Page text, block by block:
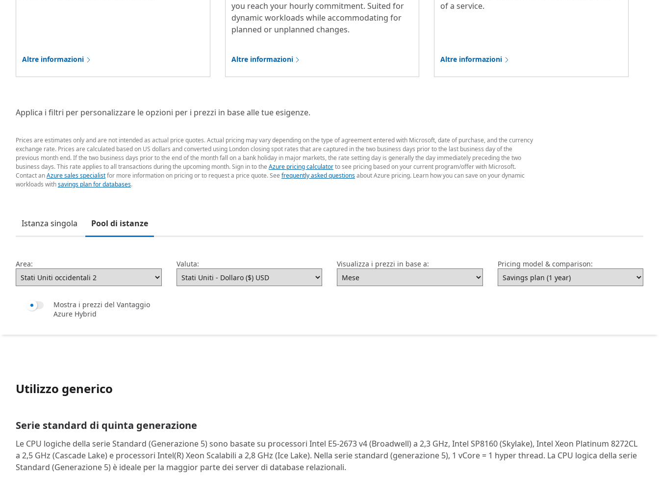
Altre informazioni
you reach your hourly commitment. Suited for
dynamic workloads while accommodating for
planned or unplanned changes.
Altre informazioni
of a service.
Altre informazioni
Applica i filtri per personalizzare le opzioni per i prezzi in base alle tue esigenze.
Prices are estimates only and are not intended as actual price quotes. Actual pricing may vary depending on the type of agreement entered with Microsoft, date of purchase, and the currency
exchange rate. Prices are calculated based on US dollars and converted using London closing spot rates that are captured in the two business days prior to the last business day of the
previous month end. If the two business days prior to the end of the month fall on a bank holiday in major markets, the rate setting day is generally the day immediately preceding the two
business days. This rate applies to all transactions during the upcoming month. Sign in to the Azure pricing calculatorto see pricing based on your current program/offer with Microsoft.
Contact anAzure sales specialistfor more information on pricing or to request a price quote. See frequently asked questionsabout Azure pricing. Learn how you can save on your dynamic
workloads withsavings plan for databases.
Istanza singola Pool di istanze
Area: Valuta: Visualizza i prezzi in base a: Pricing model & comparison:
Mostra i prezzi del Vantaggio
Azure Hybrid
Utilizzo generico
Serie standard di quinta generazione
Le CPU logiche della serie Standard (Generazione 5) sono basate su processori Intel E5-2673 v4 (Broadwell) a 2,3 GHz, Intel SP8160 (Skylake), Intel Xeon Platinum 8272CL
a 2,5 GHz (Cascade Lake) e processori Intel(R) Xeon Scalabili a 2,8 GHz (Ice Lake). Nella serie standard (generazione 5), 1 vCore = 1 hyper thread. La CPU logica della serie
Standard (Generazione 5) è ideale per la maggior parte dei server di database relazionali.